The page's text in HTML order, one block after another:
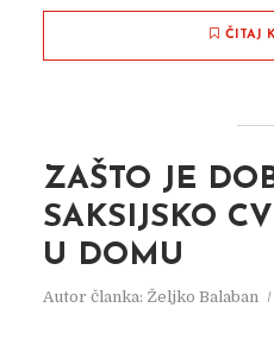
ČITAJ
ZAŠTO JE
SAKSIJSKO
U DOMU
Autor članka: Željko Balaban